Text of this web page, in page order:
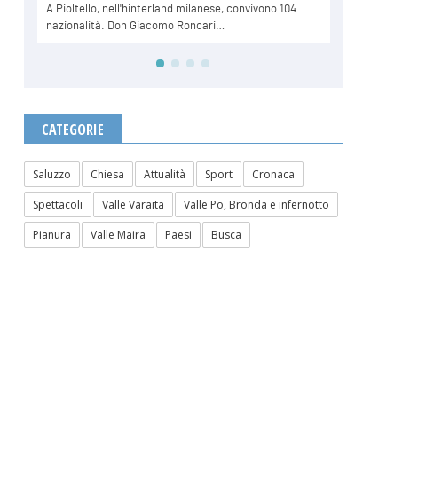
CATEGORIE
Saluzzo Chiesa Attualità Sport
Cronaca
Spettacoli
Valle Varaita
Valle Po, Bronda e infernotto
Pianura
Valle Maira Paesi Busca